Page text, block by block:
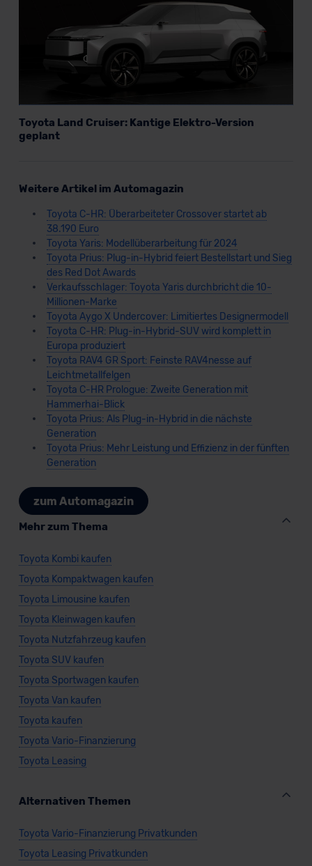
Toyota Land Cruiser: Kantige Elektro-Version
geplant
Weitere Artikel im Automagazin
Toyota C-HR: Überarbeiteter Crossover startet ab
38.190 Euro
Toyota Yaris: Modellüberarbeitung für 2024
Toyota Prius: Plug-in-Hybrid feiert Bestellstart und Sieg
des Red Dot Awards
Verkaufsschlager: Toyota Yaris durchbricht die 10-
Millionen-Marke
Toyota Aygo X Undercover: Limitiertes Designermodell
Toyota C-HR: Plug-in-Hybrid-SUV wird komplett in
Europa produziert
Toyota RAV4 GR Sport: Feinste RAV4nesse auf
Leichtmetallfelgen
Toyota C-HR Prologue: Zweite Generation mit
Hammerhai-Blick
Toyota Prius: Als Plug-in-Hybrid in die nächste
Generation
Toyota Prius: Mehr Leistung und Effizienz in der fünften
Generation
zum Automagazin
Mehr zum Thema
Toyota Kombi kaufen
Toyota Kompaktwagen kaufen
Toyota Limousine kaufen
Toyota Kleinwagen kaufen
Toyota Nutzfahrzeug kaufen
Toyota SUV kaufen
Toyota Sportwagen kaufen
Toyota Van kaufen
Toyota kaufen
Toyota Vario-Finanzierung
Toyota Leasing
Alternativen Themen
Toyota Vario-Finanzierung Privatkunden
Toyota Leasing Privatkunden